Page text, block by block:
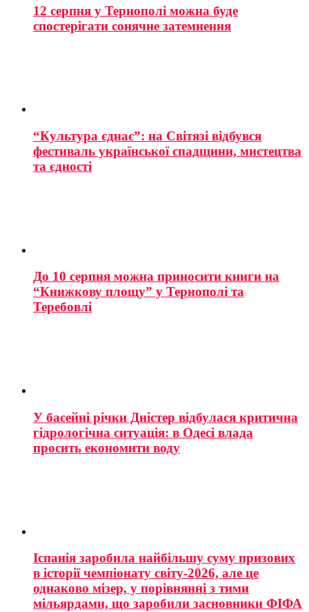
12 серпня у Тернополі можна буде
спостерігати сонячне затемнення
“Культура єднає”: на Світязі відбувся
фестиваль української спадщини, мистецтва
та єдності
До 10 серпня можна приносити книги на
“Книжкову площу” у Тернополі та
Теребовлі
У басейні річки Дністер відбулася критична
гідрологічна ситуація: в Одесі влада
просить економити воду
Іспанія заробила найбільшу суму призових
в історії чемпіонату світу-2026, але це
однаково мізер, у порівнянні з тими
мільярдами, що заробили засновники ФІФА